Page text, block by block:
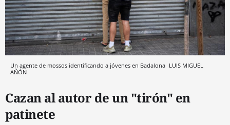
Un agente de mossos identificando a jóvenes en Badalona LUIS MIGUEL
AÑÓN
Cazan al autor de un "tirón" en
patinete